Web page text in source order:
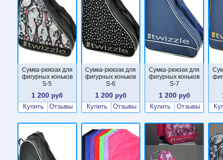
Сумка-рюкзак для
фигурных коньков
S-5
1 200 руб
Купить
Отзывы
Сумка-рюкзак для
фигурных коньков
S-6
1 200 руб
Купить
Отзывы
Сумка-рюкзак для
фигурных коньков
S-7
1 200руб
Купить
Отзывы